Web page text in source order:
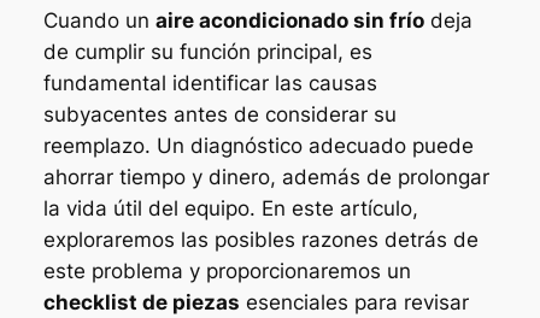
Cuando un aire acondicionado sin fríodeja
de cumplir su función principal, es
fundamental identificar las causas
subyacentes antes de considerar su
reemplazo. Un diagnóstico adecuado puede
ahorrar tiempo y dinero, además de prolongar
la vida útil del equipo. En este artículo,
exploraremos las posibles razones detrás de
este problema y proporcionaremos un
checklist de piezas esenciales para revisar